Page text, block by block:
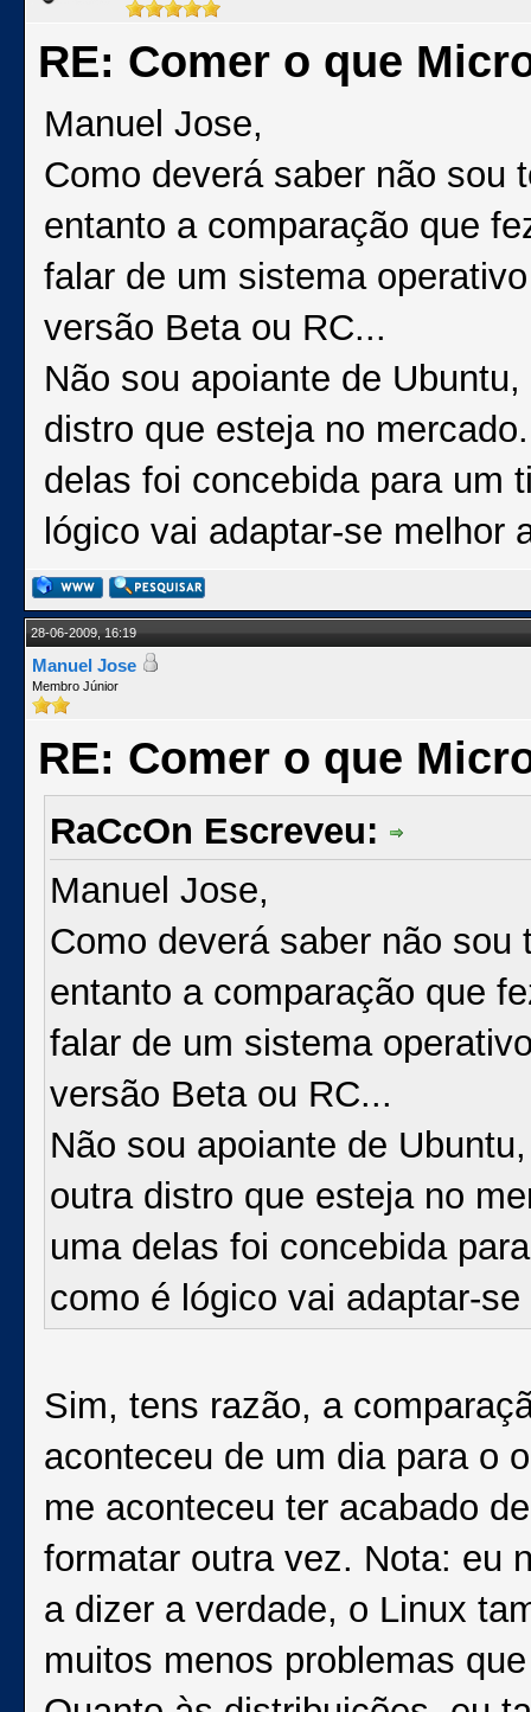
RE: Comer o que
Manuel Jose,
Como deverá saber não sou
entanto a comparação que
falar de um sistema
versão Beta ou RC...
Não sou apoiante de
distro que esteja no
delas foi concebida para um
lógico vai adaptar-se melhor
28-06-2009, 16:19
Manuel Jose
Membro Júnior
RE: Comer o que
RaCcOn Escreveu:
Manuel Jose,
Como deverá saber não
entanto a comparação que
falar de um sistema
versão Beta ou RC...
Não sou apoiante de
outra distro que esteja no
uma delas foi concebida
como é lógico vai adaptar-
Sim, tens razão, a
aconteceu de um dia para o
me aconteceu ter acabado
formatar outra vez. Nota: eu
a dizer a verdade, o Linux
muitos menos problemas